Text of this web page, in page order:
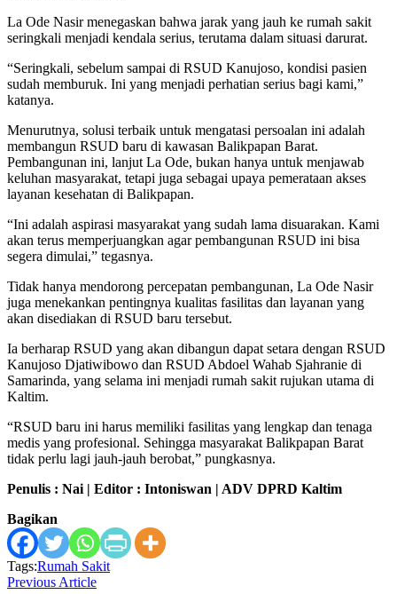
La Ode Nasir menegaskan bahwa jarak yang jauh ke rumah sakit
seringkali menjadi kendala serius, terutama dalam situasi darurat.
“Seringkali, sebelum sampai di RSUD Kanujoso, kondisi pasien
sudah memburuk. Ini yang menjadi perhatian serius bagi kami,”
katanya.
Menurutnya, solusi terbaik untuk mengatasi persoalan ini adalah
membangun RSUD baru di kawasan Balikpapan Barat.
Pembangunan ini, lanjut La Ode, bukan hanya untuk menjawab
keluhan masyarakat, tetapi juga sebagai upaya pemerataan akses
layanan kesehatan di Balikpapan.
“Ini adalah aspirasi masyarakat yang sudah lama disuarakan. Kami
akan terus memperjuangkan agar pembangunan RSUD ini bisa
segera dimulai,” tegasnya.
Tidak hanya mendorong percepatan pembangunan, La Ode Nasir
juga menekankan pentingnya kualitas fasilitas dan layanan yang
akan disediakan di RSUD baru tersebut.
Ia berharap RSUD yang akan dibangun dapat setara dengan RSUD
Kanujoso Djatiwibowo dan RSUD Abdoel Wahab Sjahranie di
Samarinda, yang selama ini menjadi rumah sakit rujukan utama di
Kaltim.
“RSUD baru ini harus memiliki fasilitas yang lengkap dan tenaga
medis yang profesional. Sehingga masyarakat Balikpapan Barat
tidak perlu lagi jauh-jauh berobat,” pungkasnya.
Penulis : Nai | Editor : Intoniswan | ADV DPRD Kaltim
Bagikan
Tags:Rumah Sakit
Previous Article